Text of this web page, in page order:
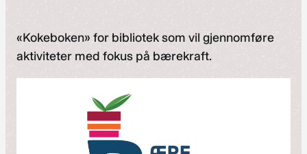
«Kokeboken» for bibliotek som vil gjennomføre
aktiviteter med fokus på bærekraft.